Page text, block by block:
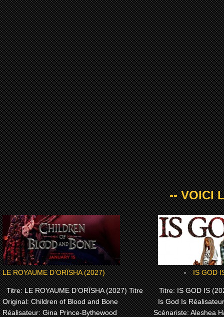
-- VOICI
LE ROYAUME D’ORÏSHA (2027)
Titre: LE ROYAUME D’ORÏSHA (2027) Titre
Original: Children of Blood and Bone
Réalisateur: Gina Prince-Bythewood
IS GOD
Titre: IS GOD IS
Is God Is
Scénariste: Aleshea